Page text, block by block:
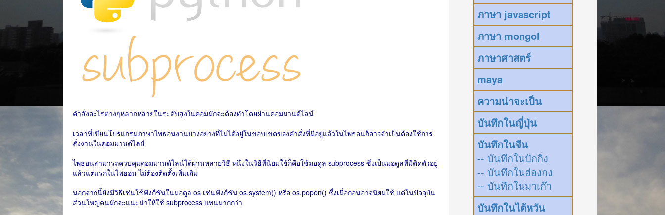
คำสั่งอะไรต่างๆหลากหลายในระดับสูงในคอมมักจะต้องทำโดยผ่านคอมมานด์ไลน์
เวลาที่เขียนโปรแกรมภาษาไพธอนงานบางอย่างที่ไม่ได้อยู่ในขอบเขตของคำสั่งที่มีอยู่แล้วในไพธอนก็อาจจำเป็นต้องใช้การ
สั่งงานในคอมมานด์ไลน์
ไพธอนสามารถควบคุมคอมมานด์ไลน์ได้ผ่านหลายวิธี หนึ่งในวิธีที่นิยมใช้ก็คือใช้มอดูล subprocess ซึ่งเป็นมอดูลที่มีติดตัวอยู่
แล้วแต่แรกในไพธอน ไม่ต้องติดตั้งเพิ่มเติม
นอกจากนี้ยังมีวิธีเช่นใช้ฟังก์ชันในมอดูล os เช่นฟังก์ชัน os.system() หรือ os.popen() ซึ่งเมื่อก่อนอาจนิยมใช้ แต่ในปัจจุบัน
ส่วนใหญ่คนมักจะแนะนำให้ใช้ subprocess แทนมากกว่า
ภาษา javascript
ภาษา mongol
ภาษาศาสตร์
maya
ความน่าจะเป็น
บันทึกในญี่ปุ่น
บันทึกในจีน
-- บันทึกในปักกิ่ง
-- บันทึกในฮ่องกง
-- บันทึกในมาเก๊า
บันทึกในไต้หวัน